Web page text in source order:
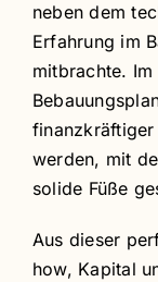
neben dem
Erfahrung im
mitbrachte.
finanzkräftiger
werden, mit
solide Füße
Aus dieser
how, Kapital